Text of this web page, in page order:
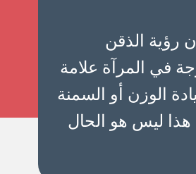
رؤية الذقن
في المرآة علامة
الوزن أو السمنة
هذا ليس هو الحال